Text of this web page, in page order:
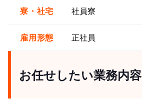
寮・社宅 社員寮
雇用形態 正社員
お任せしたい業務内容